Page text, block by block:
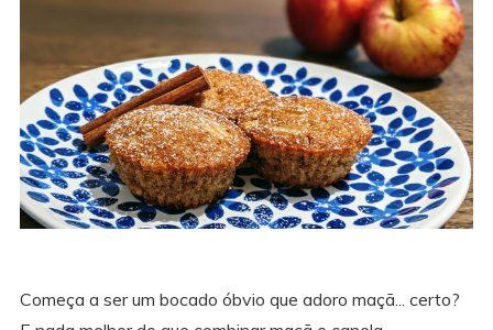
Começa a ser um bocado óbvio que adoro maçã... certo?